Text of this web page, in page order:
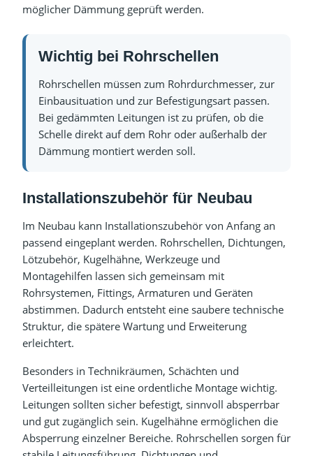
möglicher Dämmung geprüft werden.
Wichtig bei Rohrschellen
Rohrschellen müssen zum Rohrdurchmesser, zur
Einbausituation und zur Befestigungsart passen.
Bei gedämmten Leitungen ist zu prüfen, ob die
Schelle direkt auf dem Rohr oder außerhalb der
Dämmung montiert werden soll.
Installationszubehör für Neubau
Im Neubau kann Installationszubehör von Anfang an
passend eingeplant werden. Rohrschellen, Dichtungen,
Lötzubehör, Kugelhähne, Werkzeuge und
Montagehilfen lassen sich gemeinsam mit
Rohrsystemen, Fittings, Armaturen und Geräten
abstimmen. Dadurch entsteht eine saubere technische
Struktur, die spätere Wartung und Erweiterung
erleichtert.
Besonders in Technikräumen, Schächten und
Verteilleitungen ist eine ordentliche Montage wichtig.
Leitungen sollten sicher befestigt, sinnvoll absperrbar
und gut zugänglich sein. Kugelhähne ermöglichen die
Absperrung einzelner Bereiche. Rohrschellen sorgen für